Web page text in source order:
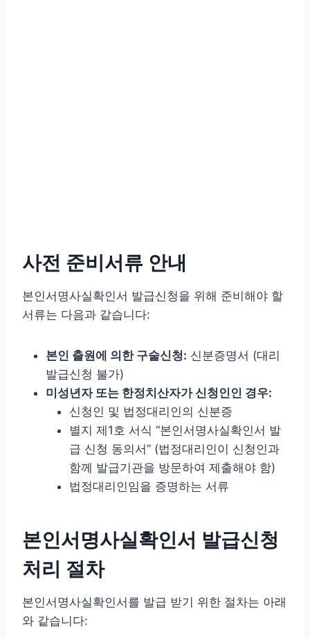
사전 준비서류 안내
본인서명사실확인서 발급신청을 위해 준비해야 할
서류는 다음과 같습니다:
본인 출원에 의한 구술신청: 신분증명서 (대리
발급신청 불가)
미성년자 또는 한정치산자가 신청인인 경우:
신청인 및 법정대리인의 신분증
별지 제1호 서식 “본인서명사실확인서 발
급 신청 동의서” (법정대리인이 신청인과
함께 발급기관을 방문하여 제출해야 함)
법정대리인임을 증명하는 서류
본인서명사실확인서 발급신청
처리 절차
본인서명사실확인서를 발급 받기 위한 절차는 아래
와 같습니다: